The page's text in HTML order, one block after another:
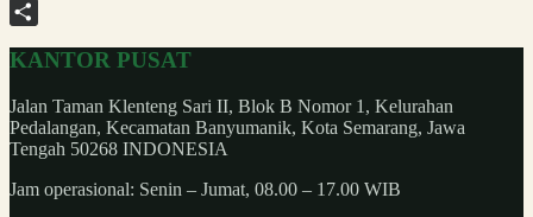
WhatsApp
KANTOR PUSAT
Jalan Taman Klenteng Sari II, Blok B Nomor 1, Kelurahan
Pedalangan, Kecamatan Banyumanik, Kota Semarang, Jawa
Tengah 50268 INDONESIA
Jam operasional: Senin – Jumat, 08.00 – 17.00 WIB